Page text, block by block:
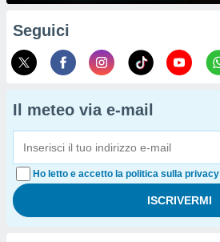
Seguici
Il meteo via e-mail
Ho letto e accetto la politica sulla privacy